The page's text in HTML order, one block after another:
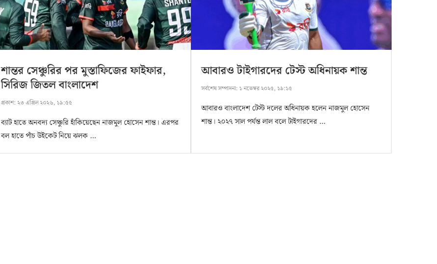
শান্তর সেঞ্চুরির পর মুস্তাফিজের ফাইফার,
সিরিজ জিতল বাংলাদেশ
প্রকাশ: ২৩ এপ্রিল ২০২৬, ১৯:৫৫
ব্যাট হাতে অনবদ্য সেঞ্চুরি হাঁকিয়েছেন নাজমুল হোসেন শান্ত। এরপর
বল হাতে পাঁচ উইকেট নিয়ে ঝলক …
আবারও টাইগারদের টেস্ট অধিনায়ক শান্ত
সর্বশেষ সম্পাদনা: ১ নভেম্বর ২০২৫, ১৯:১৫
আবারও বাংলাদেশ টেস্ট দলের অধিনায়ক হলেন নাজমুল হোসেন
শান্ত। ২০২৭ সাল পর্যন্ত লাল বলে টাইগারদের …